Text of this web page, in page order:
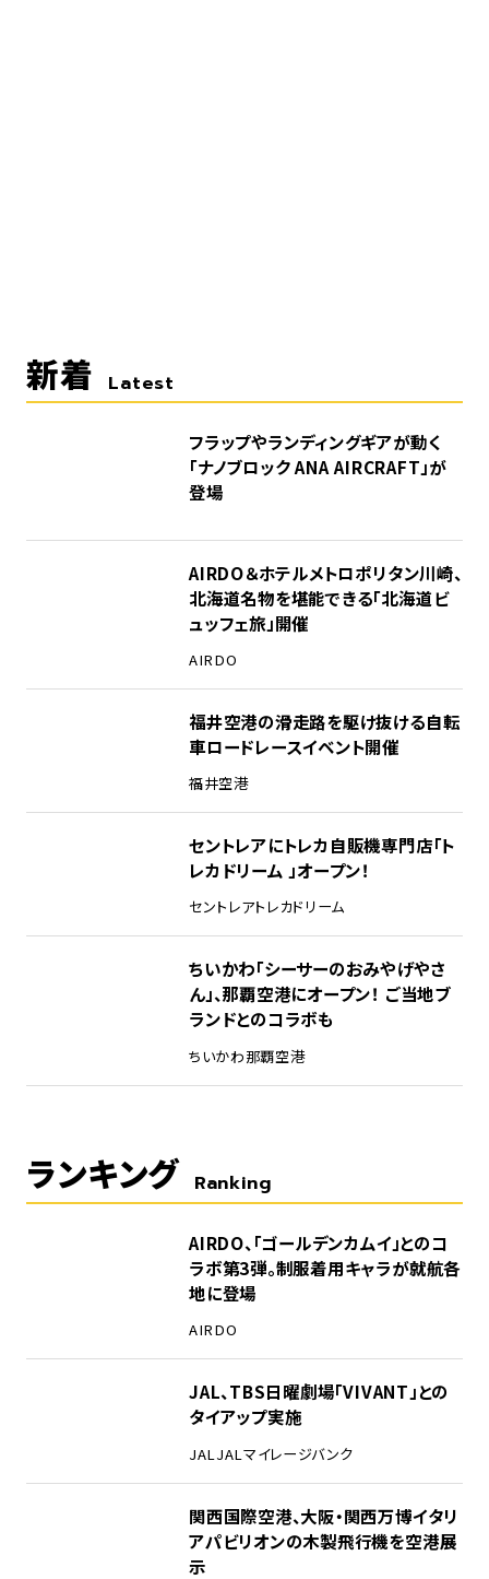
新着 Latest
フラップやランディングギアが動く
「ナノブロック ANA AIRCRAFT」が
登場
AIRDO＆ホテルメトロポリタン川崎、
北海道名物を堪能できる「北海道ビ
ュッフェ旅」開催
AIRDO
福井空港の滑走路を駆け抜ける自転
車ロードレースイベント開催
福井空港
セントレアにトレカ自販機専門店「ト
レカドリーム 」オープン！
セントレアトレカドリーム
ちいかわ「シーサーのおみやげやさ
ん」、那覇空港にオープン！ ご当地ブ
ランドとのコラボも
ちいかわ那覇空港
ランキング Ranking
AIRDO、「ゴールデンカムイ」とのコ
ラボ第3弾。制服着用キャラが就航各
地に登場
AIRDO
JAL、TBS日曜劇場「VIVANT」との
タイアップ実施
JAL JALマイレージバンク
関西国際空港、大阪・関西万博イタリ
アパビリオンの木製飛行機を空港展
示